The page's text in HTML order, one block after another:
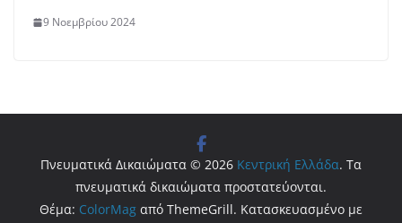
9 Νοεμβρίου 2024
Πνευματικά Δικαιώματα © 2026 Κεντρική Ελλάδα. Τα
πνευματικά δικαιώματα προστατεύονται.
Θέμα: ColorMag από ThemeGrill. Κατασκευασμένο με